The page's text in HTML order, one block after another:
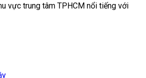
vực trung tâm TPHCM nổi tiếng với